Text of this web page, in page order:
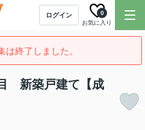
ログイン
お気に入り
0
は終了しました。
新築戸建て【成